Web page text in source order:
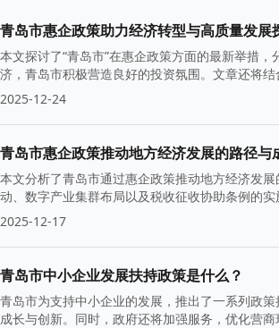
青岛市惠企政策助力经济转型与高质量发展
本文探讨了“青岛市”在惠企政策方面的最新举措
济，青岛市积极营造良好的投资氛围。文章还将
2025-12-24
青岛市惠企政策推动地方经济发展的路径与
本文分析了青岛市通过惠企政策推动地方经济发
动、数字产业集群布局以及税收征收协助条例的
2025-12-17
青岛市中小企业发展扶持政策是什么？
青岛市为支持中小企业的发展，推出了一系列政
成长与创新。同时，政府还将加强服务，优化营